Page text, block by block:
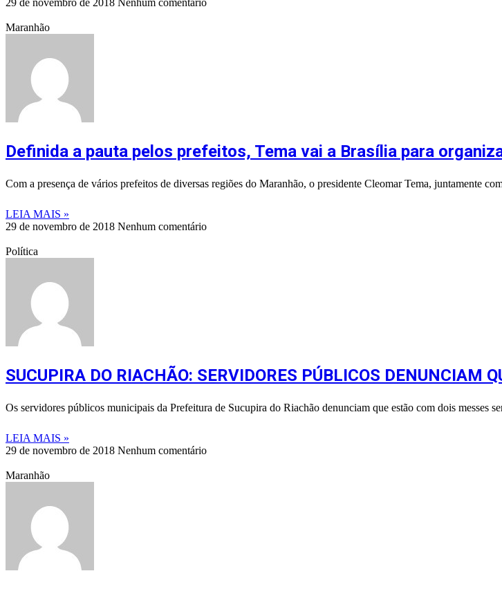
29 de novembro de 2018 Nenhum comentário
Maranhão
Definida a pauta pelos prefeitos, Tema vai a Brasília para
Com a presença de vários prefeitos de diversas regiões do Maranhão, o presidente Cleomar Tema, juntamente
LEIA MAIS »
29 de novembro de 2018 Nenhum comentário
Política
SUCUPIRA DO RIACHÃO: SERVIDORES PÚBLICOS DENUNCIAM
Os servidores públicos municipais da Prefeitura de Sucupira do Riachão denunciam que estão com dois messes
LEIA MAIS »
29 de novembro de 2018 Nenhum comentário
Maranhão